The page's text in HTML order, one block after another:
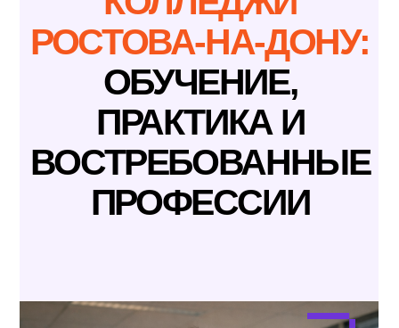
КОЛЛЕДЖИ
РОСТОВА-НА-ДОНУ:
ОБУЧЕНИЕ,
ПРАКТИКА И
ВОСТРЕБОВАННЫЕ